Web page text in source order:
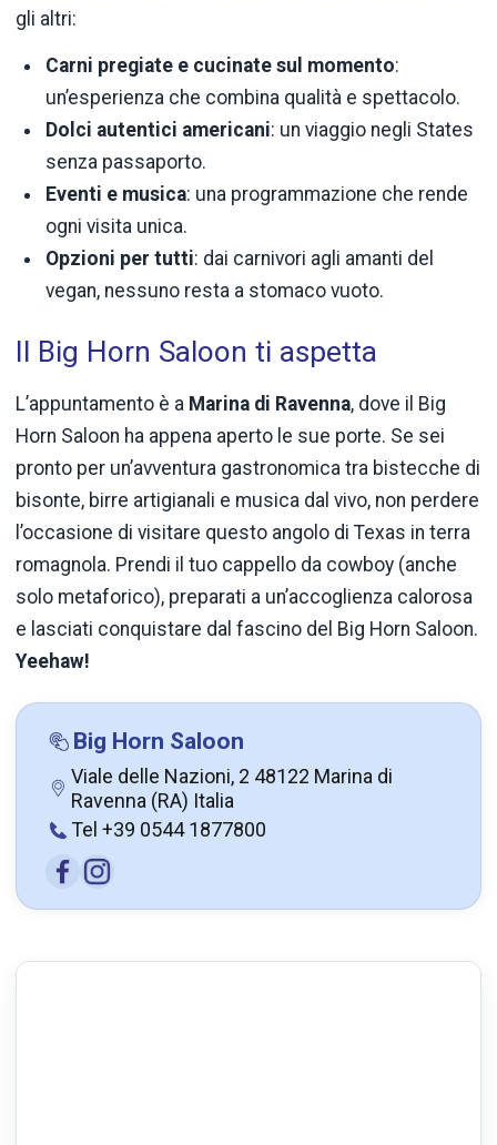
gli altri:
Carni pregiate e cucinate sul momento:
un’esperienza che combina qualità e spettacolo.
Dolci autentici americani: un viaggio negli States
senza passaporto.
Eventi e musica: una programmazione che rende
ogni visita unica.
Opzioni per tutti: dai carnivori agli amanti del
vegan, nessuno resta a stomaco vuoto.
Il Big Horn Saloon ti aspetta
L’appuntamento è a Marina di Ravenna, dove il Big
Horn Saloon ha appena aperto le sue porte. Se sei
pronto per un’avventura gastronomica tra bistecche di
bisonte, birre artigianali e musica dal vivo, non perdere
l’occasione di visitare questo angolo di Texas in terra
romagnola. Prendi il tuo cappello da cowboy (anche
solo metaforico), preparati a un’accoglienza calorosa
e lasciati conquistare dal fascino del Big Horn Saloon.
Yeehaw!
Big Horn Saloon
Viale delle Nazioni, 2 48122 Marina di
Ravenna (RA) Italia
Tel +39 0544 1877800